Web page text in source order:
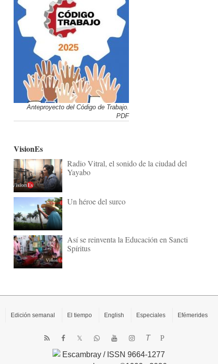
Anteproyecto del Código de Trabajo.
PDF
VisionEs
Radio Vitral, el sonido de la ciudad del
Yayabo
Un héroe del surco
Así se reinventa la Educación en Sancti
Spíritus
Edición semanal El tiempo English Especiales Efémerides
T P
Escambray / ISSN 9664-1277